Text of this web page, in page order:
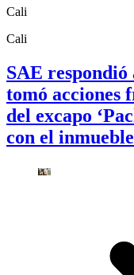
Cali
Cali
SAE respondió
tomó acciones
del excapo
con el